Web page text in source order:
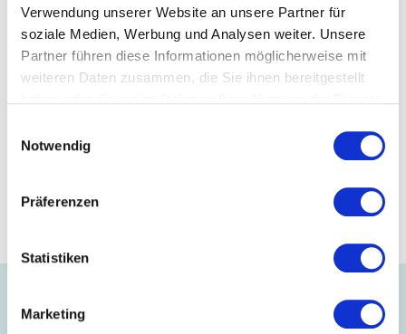
Verwendung unserer Website an unsere Partner für
soziale Medien, Werbung und Analysen weiter. Unsere
Partner führen diese Informationen möglicherweise mit
weiteren Daten zusammen, die Sie ihnen bereitgestellt
Notwendig
Präferenzen
Statistiken
Marketing
Trachtenträgern.
In diesem Jahr nahm Herr Fuchs von der Stiftung
Schützendirektion Biberach, stellvertretend für alle Schulen
den Scheck in Höhe von 24.500,- EUR für 6 125 Schulkinder
von den Geschäftsführern Herrn Martin Gerster und Herrn
Auch interessant ...